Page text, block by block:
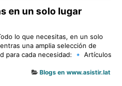
en un solo lugar
lo que necesitas, en un solo
una amplia selección de
para cada necesidad: 🔹 Artículos
Blogs en www.asistir.lat